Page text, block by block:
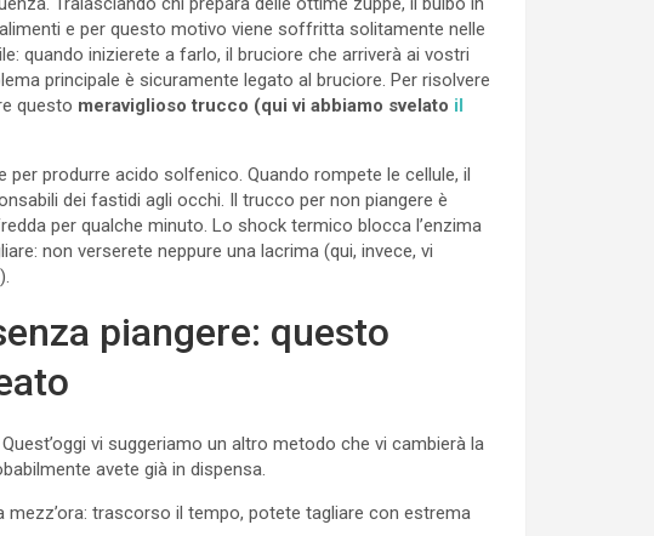
e per questo motivo viene soffritta solitamente nelle
quando inizierete a farlo, il bruciore che arriverà ai vostri
principale è sicuramente legato al bruciore. Per risolvere
questo meraviglioso trucco (qui vi abbiamo svelato il
produrre acido solfenico. Quando rompete le cellule, il
dei fastidi agli occhi. Il trucco per non piangere è
per qualche minuto. Lo shock termico blocca l’enzima
non verserete neppure una lacrima (qui, invece, vi
).
piangere: questo
vi suggeriamo un altro metodo che vi cambierà la
avete già in dispensa.
trascorso il tempo, potete tagliare con estrema